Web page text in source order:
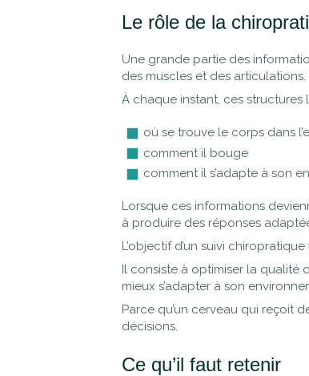
Le rôle de la
Une grande partie des
des muscles et des articulations.
À chaque instant, ces structures
où se trouve le corps dans
comment il bouge
comment il s’adapte à son
Lorsque ces informations
à produire des réponses
L’objectif d’un suivi
Il consiste à optimiser la qualité
mieux s’adapter à son
Parce qu’un cerveau qui reçoit
décisions.
Ce qu’il faut retenir